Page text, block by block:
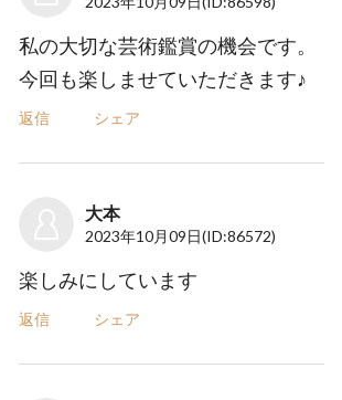
私の大切な芸術鑑賞の機会です。
今回も楽しませていただきます♪
返信 シェア
大本
2023年10月09日(ID:86572)
楽しみにしています
返信 シェア